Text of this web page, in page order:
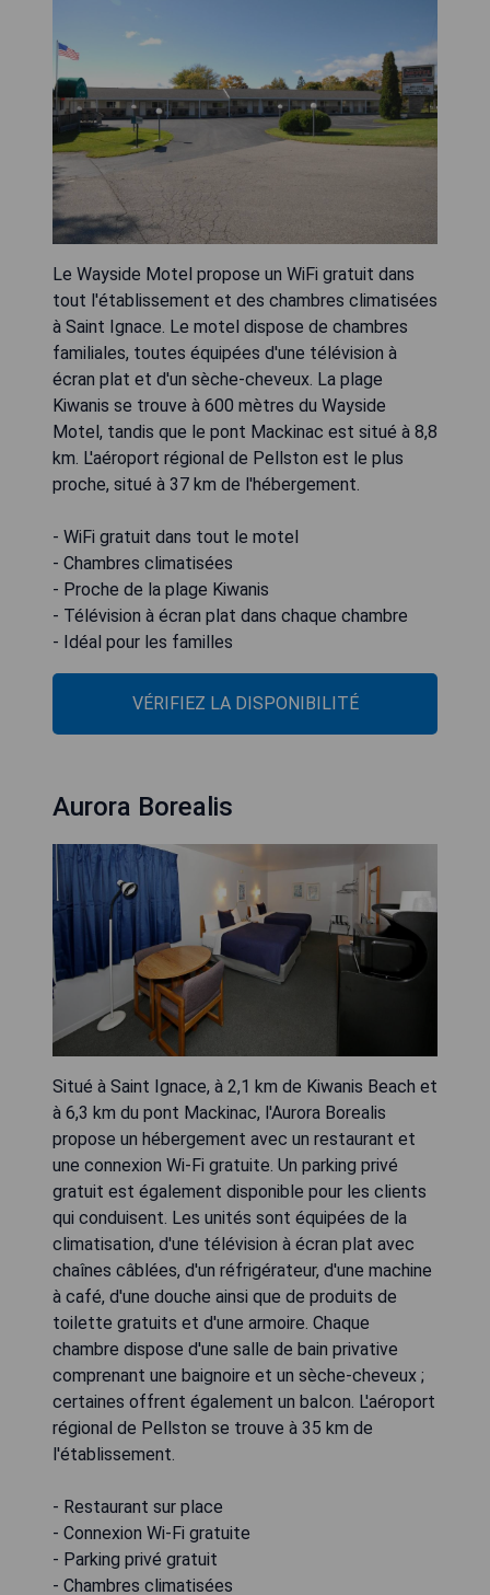
Le Wayside Motel propose un WiFi gratuit dans
tout l'établissement et des chambres climatisées
à Saint Ignace. Le motel dispose de chambres
familiales, toutes équipées d'une télévision à
écran plat et d'un sèche-cheveux. La plage
Kiwanis se trouve à 600 mètres du Wayside
Motel, tandis que le pont Mackinac est situé à 8,8
km. L'aéroport régional de Pellston est le plus
proche, situé à 37 km de l'hébergement.
- WiFi gratuit dans tout le motel
- Chambres climatisées
- Proche de la plage Kiwanis
- Télévision à écran plat dans chaque chambre
- Idéal pour les familles
VÉRIFIEZ LA DISPONIBILITÉ
Aurora Borealis
Situé à Saint Ignace, à 2,1 km de Kiwanis Beach et
à 6,3 km du pont Mackinac, l'Aurora Borealis
propose un hébergement avec un restaurant et
une connexion Wi-Fi gratuite. Un parking privé
gratuit est également disponible pour les clients
qui conduisent. Les unités sont équipées de la
climatisation, d'une télévision à écran plat avec
chaînes câblées, d'un réfrigérateur, d'une machine
à café, d'une douche ainsi que de produits de
toilette gratuits et d'une armoire. Chaque
chambre dispose d'une salle de bain privative
comprenant une baignoire et un sèche-cheveux ;
certaines offrent également un balcon. L'aéroport
régional de Pellston se trouve à 35 km de
l'établissement.
- Restaurant sur place
- Connexion Wi-Fi gratuite
- Parking privé gratuit
- Chambres climatisées